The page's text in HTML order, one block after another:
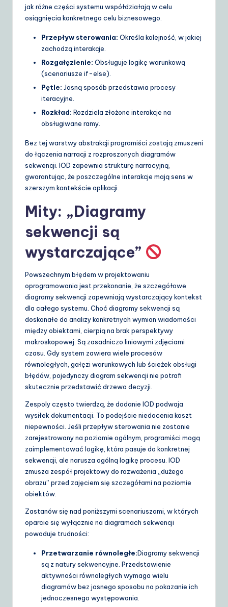
jak różne części systemu współdziałają w celu
osiągnięcia konkretnego celu biznesowego.
Przepływ sterowania: Określa kolejność, w jakiej
zachodzą interakcje.
Rozgałęzienie: Obsługuje logikę warunkową
(scenariusze if-else).
Pętle: Jasną sposób przedstawia procesy
iteracyjne.
Rozkład: Rozdziela złożone interakcje na
obsługiwane ramy.
Bez tej warstwy abstrakcji programiści zostają zmuszeni
do łączenia narracji z rozproszonych diagramów
sekwencji. IOD zapewnia strukturę narracyjną,
gwarantując, że poszczególne interakcje mają sens w
szerszym kontekście aplikacji.
Mity: „Diagramy
sekwencji są
wystarczające”
Powszechnym błędem w projektowaniu
oprogramowania jest przekonanie, że szczegółowe
diagramy sekwencji zapewniają wystarczający kontekst
dla całego systemu. Choć diagramy sekwencji są
doskonałe do analizy konkretnych wymian wiadomości
między obiektami, cierpią na brak perspektywy
makroskopowej. Są zasadniczo liniowymi zdjęciami
czasu. Gdy system zawiera wiele procesów
równoległych, gałęzi warunkowych lub ścieżek obsługi
błędów, pojedynczy diagram sekwencji nie potrafi
skutecznie przedstawić drzewa decyzji.
Zespoly często twierdzą, że dodanie IOD podwaja
wysiłek dokumentacji. To podejście niedocenia koszt
niepewności. Jeśli przepływ sterowania nie zostanie
zarejestrowany na poziomie ogólnym, programiści mogą
zaimplementować logikę, która pasuje do konkretnej
sekwencji, ale narusza ogólną logikę procesu. IOD
zmusza zespół projektowy do rozważenia „dużego
obrazu” przed zajęciem się szczegółami na poziomie
obiektów.
Zastanów się nad poniższymi scenariuszami, w których
oparcie się wyłącznie na diagramach sekwencji
powoduje trudności:
Przetwarzanie równoległe:Diagramy sekwencji
są z natury sekwencyjne. Przedstawienie
aktywności równoległych wymaga wielu
diagramów bez jasnego sposobu na pokazanie ich
jednoczesnego występowania.